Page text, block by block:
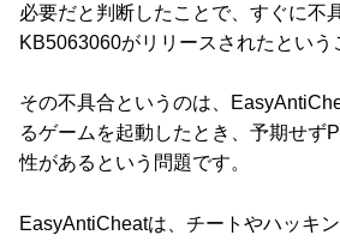
必要だと判断したことで、すぐに不
KB5063060がリリースされたという
その不具合というのは、
るゲームを起動したとき、予期せず
性があるという問題です。
EasyAntiCheatは、チートやハッキ